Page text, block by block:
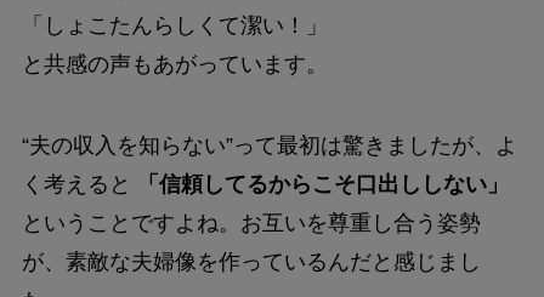
「しょこたんらしくて潔い！」
と共感の声もあがっています。
“夫の収入を知らない”って最初は驚きましたが、よ
く考えると
「信頼してるからこそ口出ししない」
ということですよね。お互いを尊重し合う姿勢
が、素敵な夫婦像を作っているんだと感じまし